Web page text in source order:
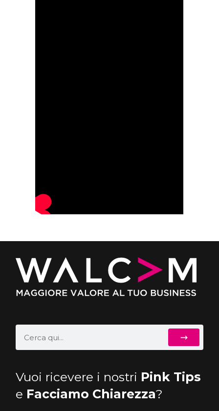
Vuoi ricevere i nostri Pink Tips
e Facciamo Chiarezza?